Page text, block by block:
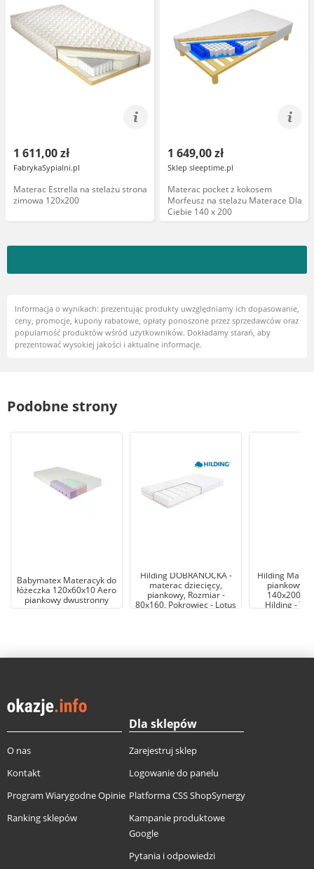
1 611,00 zł
FabrykaSypialni.pl
Materac Estrella na stelażu strona
zimowa 120x200
1 649,00 zł
Sklep sleeptime.pl
Materac pocket z kokosem
Morfeusz na stelażu Materace Dla
Ciebie 140 x 200
Informacja o wynikach: prezentując produkty uwzględniamy ich dopasowanie,
ceny, promocje, kupony rabatowe, opłaty ponoszone przez sprzedawców oraz
popularność produktów wśród użytkowników. Dokładamy starań, aby
prezentować wysokiej jakości i aktualne informacje.
Podobne strony
Babymatex Materacyk do
łóżeczka 120x60x10 Aero
piankowy dwustronny
Hilding DOBRANOCKA -
materac dziecięcy,
piankowy, Rozmiar -
80x160, Pokrowiec - Lotus
Hilding
piankowy
140x200,
Hilding -
O nas
Kontakt
Program Wiarygodne Opinie
Ranking sklepów
Dla sklepów
Zarejestruj sklep
Logowanie do panelu
Platforma CSS ShopSynergy
Kampanie produktowe
Google
Pytania i odpowiedzi